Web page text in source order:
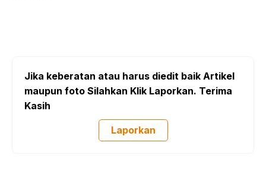
Jika keberatan atau harus diedit baik Artikel
maupun foto Silahkan Klik Laporkan. Terima
Kasih
Laporkan